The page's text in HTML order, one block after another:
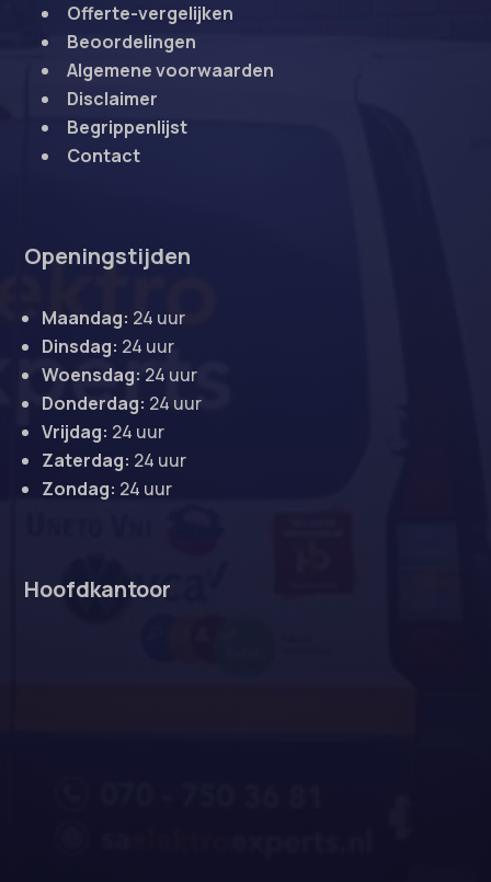
Offerte-vergelijken
Beoordelingen
Algemene voorwaarden
Disclaimer
Begrippenlijst
Contact
Openingstijden
Maandag: 24 uur
Dinsdag: 24 uur
Woensdag: 24 uur
Donderdag: 24 uur
Vrijdag: 24 uur
Zaterdag: 24 uur
Zondag: 24 uur
Hoofdkantoor